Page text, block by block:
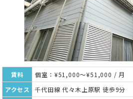
賃料
個室：¥51,000～¥51,000 / 月
アクセス
千代田線 代々木上原駅 徒歩9分